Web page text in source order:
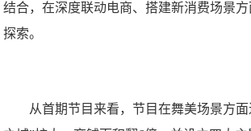
结合，在深度联动电商、搭建新消费场景
探索。
从首期节目来看，节目在舞美场景方面